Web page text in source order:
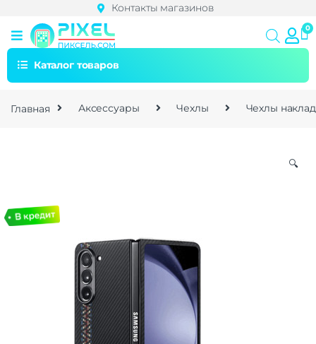
Контакты магазинов
Каталог товаров
Главная Аксессуары Чехлы Чехлы
🔍